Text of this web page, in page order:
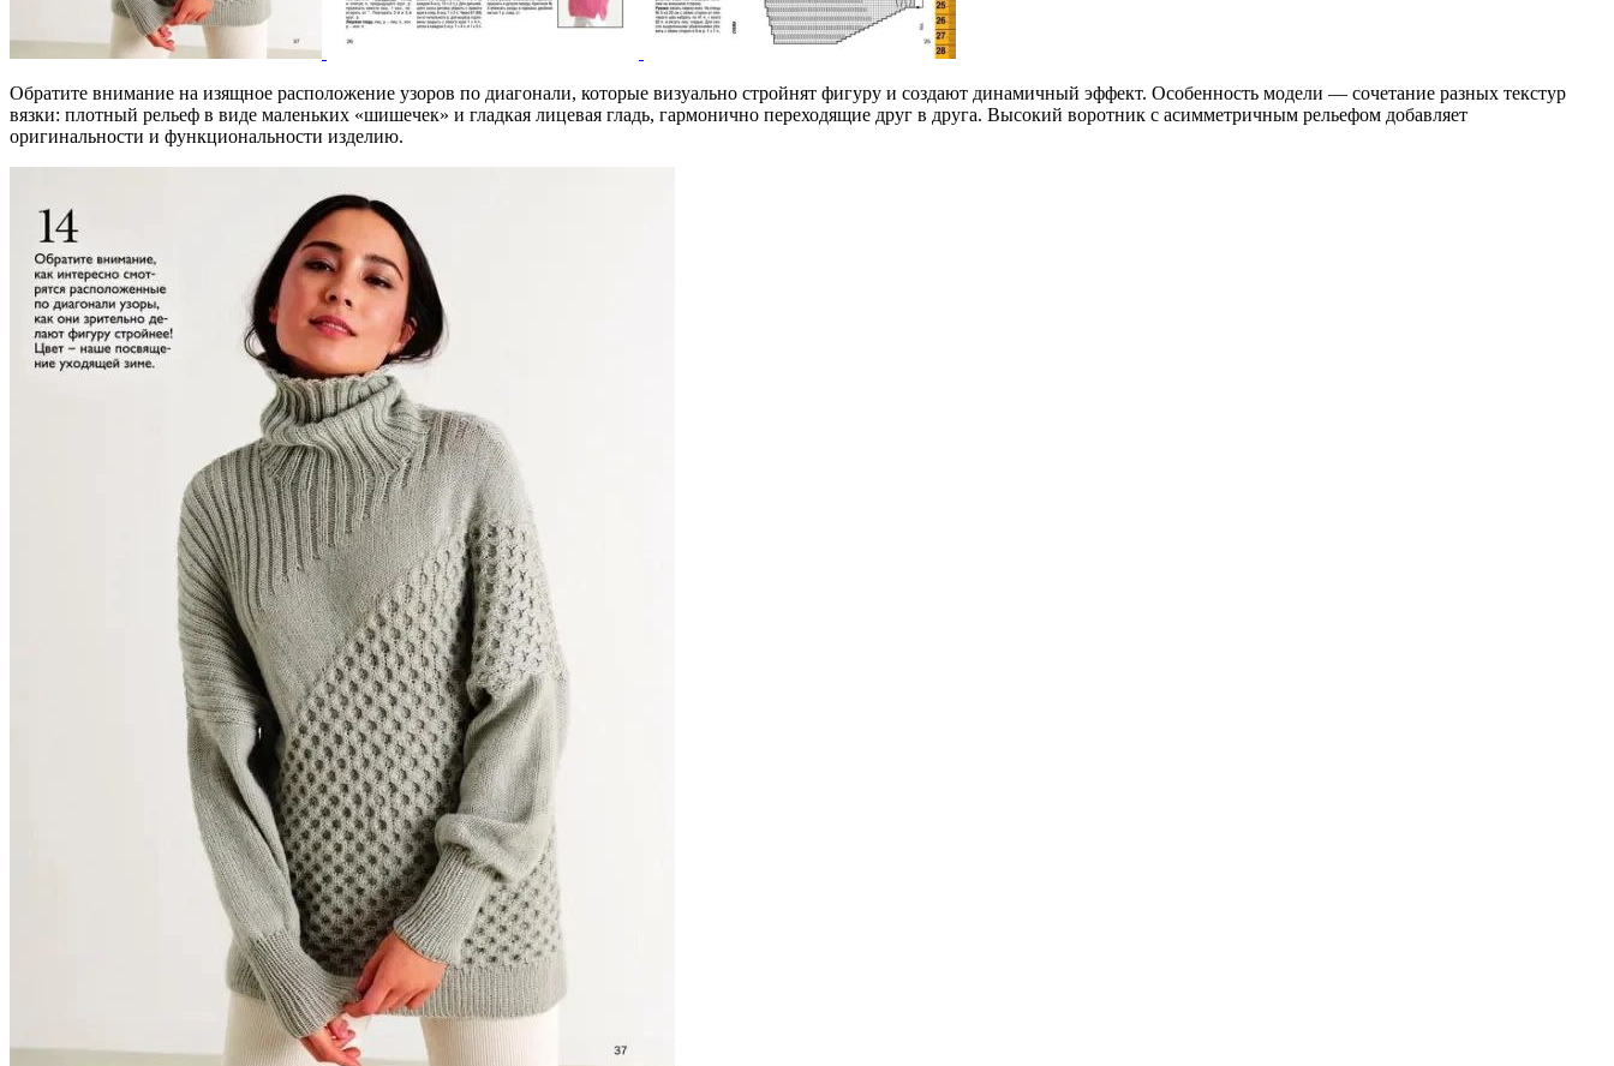
Обратите внимание на изящное расположение узоров по диагонали, которые визуально стройнят фигуру и создают динамичный эффект. Особенность модели — сочетание разных текстур
вязки: плотный рельеф в виде маленьких «шишечек» и гладкая лицевая гладь, гармонично переходящие друг в друга. Высокий воротник с асимметричным рельефом добавляет
оригинальности и функциональности изделию.